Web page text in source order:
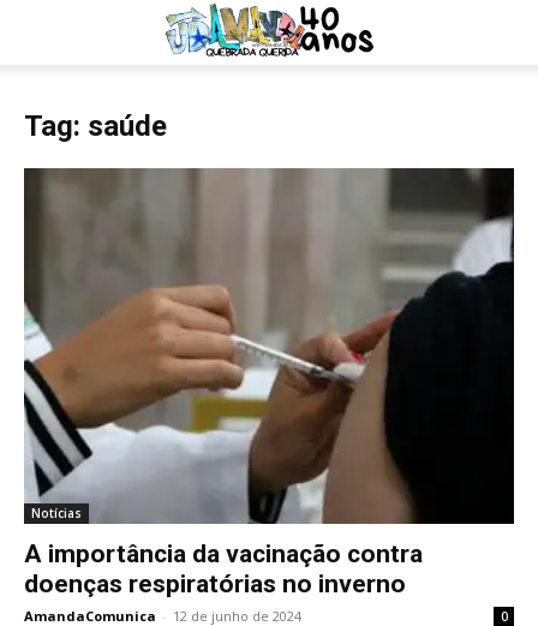
Tag: saúde
Notícias
A importância da vacinação contra
doenças respiratórias no inverno
AmandaComunica - 12 de junho de 2024 0